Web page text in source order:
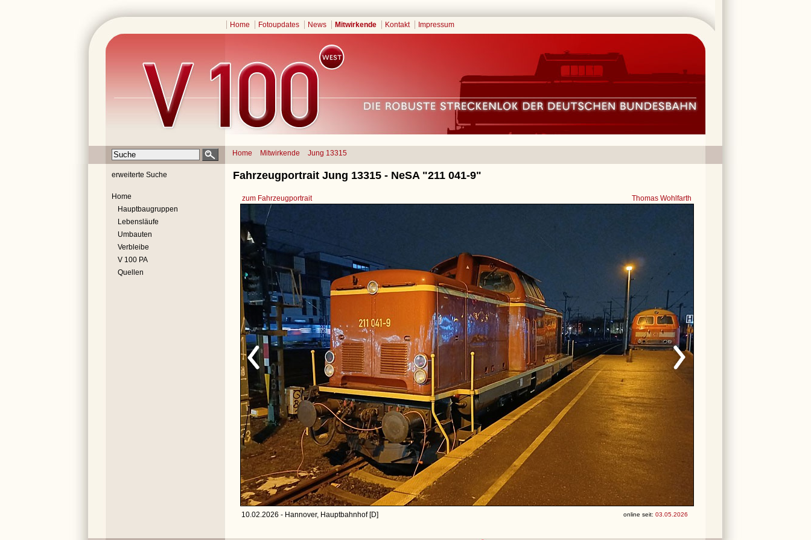
Home Fotoupdates News Mitwirkende Kontakt Impressum
Home Mitwirkende Jung 13315
erweiterte Suche
Home
Hauptbaugruppen
Lebensläufe
Umbauten
Verbleibe
V 100 PA
Quellen
Fahrzeugportrait Jung 13315 - NeSA "211 041-9"
zum Fahrzeugportrait Thomas Wohlfarth
10.02.2026 - Hannover, Hauptbahnhof [D] online seit: 03.05.2026